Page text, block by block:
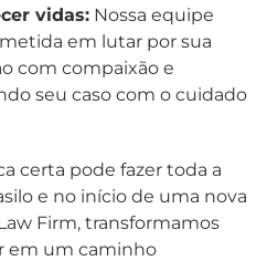
vidas: Nossa equipe
em lutar por sua
com compaixão e
seu caso com o cuidado
certa pode fazer toda a
e no início de uma nova
Firm, transformamos
em um caminho